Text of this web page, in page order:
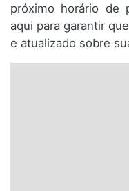
próximo horário de
aqui para garantir
e atualizado sobre